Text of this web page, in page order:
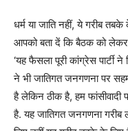
धर्म या जाति नहीं, ये गरीब
आपको बता दें कि बैठक को लेकर
‘यह फैसला पूरी कांग्रेस पार्टी ने
ने भी जातिगत जनगणना पर
है लेकिन ठीक है, हम फांसीवादी
है. यह जातिगत जनगणना गरीब